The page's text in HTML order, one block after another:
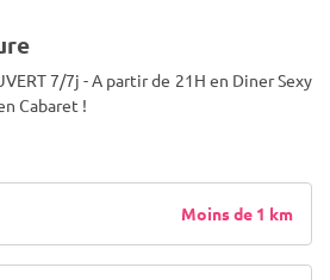
7/7j - A partir de 21H en Diner Sexy
Cabaret !
Moins de 1 km